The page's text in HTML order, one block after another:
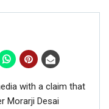
with a claim that
Morarji Desai